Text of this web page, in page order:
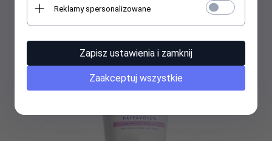
32,99PLN
Reklamy spersonalizowane
Zapisz ustawienia i zamknij
Zaakceptuj wszystkie